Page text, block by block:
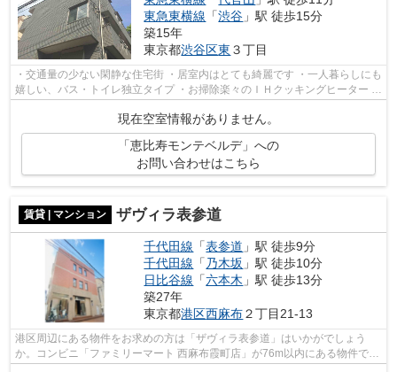
東急東横線 「渋谷 」駅 徒歩15分
築15年
東京都渋谷区東 ３丁目
・交通量の少ない閑静な住宅街 ・居室内はとても綺麗です ・一人暮らしにも
嬉しい、バス・トイレ独立タイプ ・お掃除楽々のＩＨクッキングヒーター ・
現在空室情報がありません。
「恵比寿モンテベルデ」への
お問い合わせはこちら
賃貸 | マンション ザヴィラ表参道
千代田線 「表参道 」駅 徒歩9分
千代田線 「 乃木坂 」駅 徒歩10分
日比谷線 「六本木 」駅 徒歩13分
築27年
東京都港区西麻布２丁目21-13
港区周辺にある物件をお求めの方は「ザヴィラ表参道」はいかがでしょう
か。コンビニ「ファミリーマート 西麻布霞町店」が76m以内にある物件で
す。朝に慌てることなく行動するために駅...